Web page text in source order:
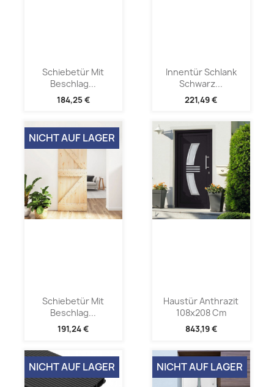
Schiebetür Mit
Beschlag...
184,25 €
Innentür Schlank
Schwarz...
221,49 €
Schiebetür Mit
Beschlag...
191,24 €
NICHT AUF LAGER
Haustür Anthrazit
108x208 Cm
843,19 €
NICHT AUF LAGER NICHT AUF LAGER